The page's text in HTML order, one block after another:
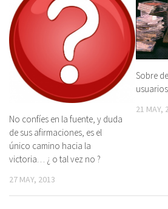
No confíes en la fuente, y duda
de sus afirmaciones, es el
único camino hacia la
victoria… ¿ o tal vez no ?
27 MAY, 2013
Sobre
usuarios
21 MAY,